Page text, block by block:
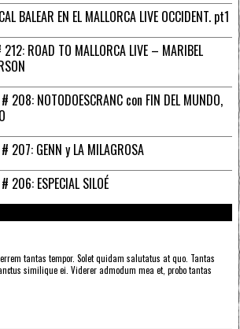
BALEAR EN EL MALLORCA LIVE OCCIDENT. pt1
212: ROAD TO MALLORCA LIVE – MARIBEL
208: NOTODOESCRANC con FIN DEL MUNDO,
207: GENN y LA MILAGROSA
206: ESPECIAL SILOÉ
tantas tempor. Solet quidam salutatus at quo. Tantas
similique ei. Viderer admodum mea et, probo tantas